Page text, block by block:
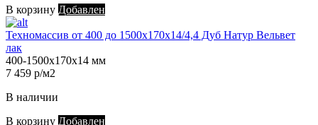
В корзину Добавлен
Техномассив от 400 до 1500х170х14/4,4 Дуб Натур Вельвет
лак
400-1500х170х14 мм
7 459 р/м2
В наличии
В корзину Добавлен